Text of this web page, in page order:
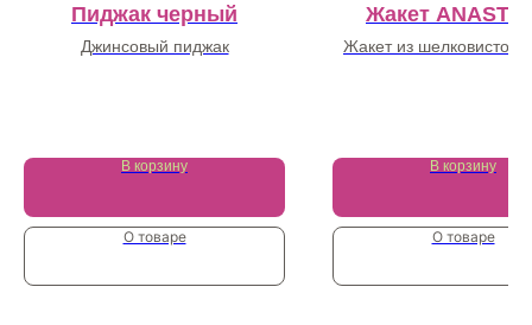
Пиджак черный
Джинсовый пиджак
В корзину
О товаре
Жакет
Жакет из шелковистой
В корзину
О товаре